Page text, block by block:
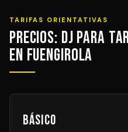
TARIFAS ORIENTATIVAS
Precios: DJ para
en Fuengirola
Básico